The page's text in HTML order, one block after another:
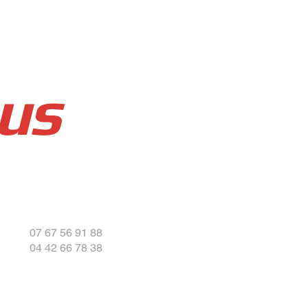
07 67 56 91 88
04 42 66 78 38